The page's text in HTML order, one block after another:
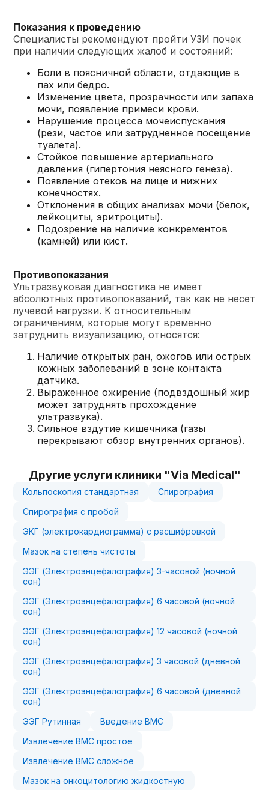
Показания к проведению
Специалисты рекомендуют пройти УЗИ почек
при наличии следующих жалоб и состояний:
Боли в поясничной области, отдающие в
пах или бедро.
Изменение цвета, прозрачности или запаха
мочи, появление примеси крови.
Нарушение процесса мочеиспускания
(рези, частое или затрудненное посещение
туалета).
Стойкое повышение артериального
давления (гипертония неясного генеза).
Появление отеков на лице и нижних
конечностях.
Отклонения в общих анализах мочи (белок,
лейкоциты, эритроциты).
Подозрение на наличие конкрементов
(камней) или кист.
Противопоказания
Ультразвуковая диагностика не имеет
абсолютных противопоказаний, так как не несет
лучевой нагрузки. К относительным
ограничениям, которые могут временно
затруднить визуализацию, относятся:
Наличие открытых ран, ожогов или острых
кожных заболеваний в зоне контакта
датчика.
Выраженное ожирение (подвздошный жир
может затруднять прохождение
ультразвука).
Сильное вздутие кишечника (газы
перекрывают обзор внутренних органов).
Другие услуги клиники "Via Medical"
Кольпоскопия стандартная
Спирография
Спирография с пробой
ЭКГ (электрокардиограмма) с расшифровкой
Мазок на степень чистоты
ЭЭГ (Электроэнцефалография) 3-часовой (ночной
сон)
ЭЭГ (Электроэнцефалография) 6 часовой (ночной
сон)
ЭЭГ (Электроэнцефалография) 12 часовой (ночной
сон)
ЭЭГ (Электроэнцефалография) 3 часовой (дневной
сон)
ЭЭГ (Электроэнцефалография) 6 часовой (дневной
сон)
ЭЭГ Рутинная
Введение ВМС
Извлечение ВМС простое
Извлечение ВМС сложное
Мазок на онкоцитологию жидкостную